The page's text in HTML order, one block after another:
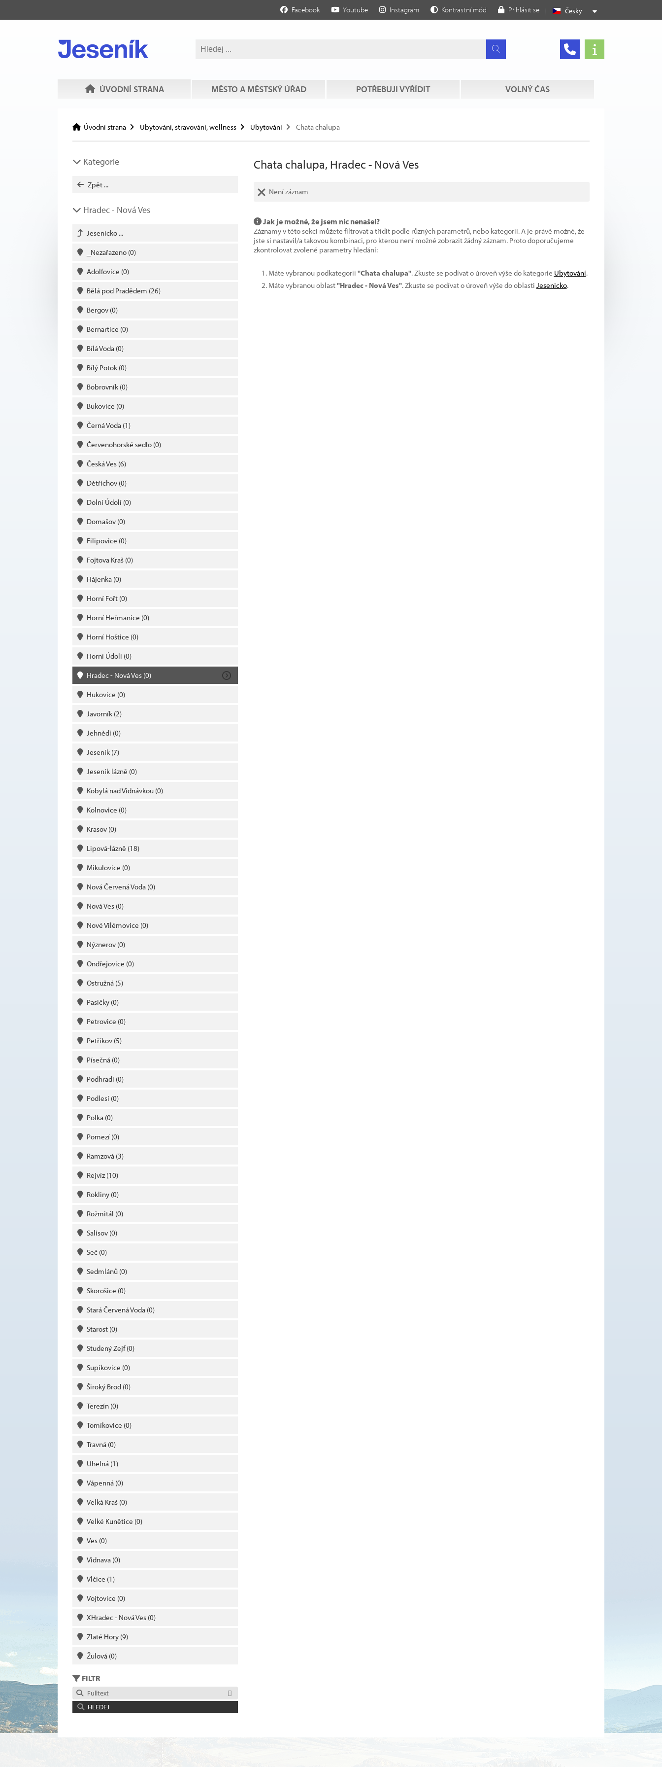
Česky
Facebook Youtube Instagram Kontrastní mód Přihlásit se
ÚVODNÍ STRANA MĚSTO A MĚSTSKÝ ÚŘAD POTŘEBUJI VYŘÍDIT VOLNÝ ČAS
Úvodní strana Ubytování, stravování, wellness Ubytování Chata chalupa
Kategorie
Zpět ...
Hradec - Nová Ves
Jesenicko ...
_Nezařazeno (0)
Adolfovice (0)
Bělá pod Pradědem (26)
Bergov (0)
Bernartice (0)
Bílá Voda (0)
Bílý Potok (0)
Bobrovník (0)
Bukovice (0)
Černá Voda (1)
Červenohorské sedlo (0)
Česká Ves (6)
Dětřichov (0)
Dolní Údolí (0)
Domašov (0)
Filipovice (0)
Fojtova Kraš (0)
Hájenka (0)
Horní Fořt (0)
Horní Heřmanice (0)
Horní Hoštice (0)
Horní Údolí (0)
Hradec - Nová Ves (0)
Hukovice (0)
Javorník (2)
Jehnědí (0)
Jeseník (7)
Jeseník lázně (0)
Kobylá nad Vidnávkou (0)
Kolnovice (0)
Krasov (0)
Lipová-lázně (18)
Mikulovice (0)
Nová Červená Voda (0)
Nová Ves (0)
Nové Vilémovice (0)
Nýznerov (0)
Ondřejovice (0)
Ostružná (5)
Pasičky (0)
Petrovice (0)
Petříkov (5)
Písečná (0)
Podhradí (0)
Podlesí (0)
Polka (0)
Pomezí (0)
Ramzová (3)
Rejvíz(10)
Rokliny (0)
Rožmitál (0)
Salisov (0)
Seč (0)
Sedmlánů (0)
Skorošice (0)
Stará Červená Voda (0)
Starost (0)
Studený Zejf(0)
Supíkovice (0)
Široký Brod (0)
Terezín (0)
Tomíkovice (0)
Travná (0)
Uhelná (1)
Vápenná (0)
Velká Kraš (0)
Velké Kunětice (0)
Ves (0)
Vidnava (0)
Vlčice (1)
Vojtovice (0)
XHradec - Nová Ves (0)
Zlaté Hory (9)
Žulová (0)
FILTR
Fulltext
HLEDEJ
Chata chalupa, Hradec - Nová Ves
Není záznam
Jak je možné, že jsem nic nenašel?
Záznamy v této sekci můžete filtrovat a třídit podle různých parametrů, nebo kategorií. A je právě možné, že
jste si nastavil/a takovou kombinaci, pro kterou není možné zobrazit žádný záznam. Proto doporučujeme
zkontrolovat zvolené parametry hledání:
Máte vybranou podkategorii "Chata chalupa". Zkuste se podívat o úroveň výše do kategorie Ubytování.
Máte vybranou oblast"Hradec - Nová Ves". Zkuste se podívat o úroveň výše do oblasti Jesenicko.